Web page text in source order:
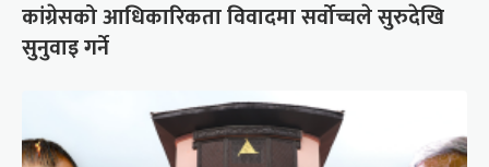
कांग्रेसको आधिकारिकता विवादमा सर्वोच्चले सुरुदेखि
सुनुवाइ गर्ने